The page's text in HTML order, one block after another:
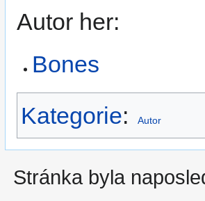
na
na
Autor her:
Bones
Kategorie: Autor
Stránka byla